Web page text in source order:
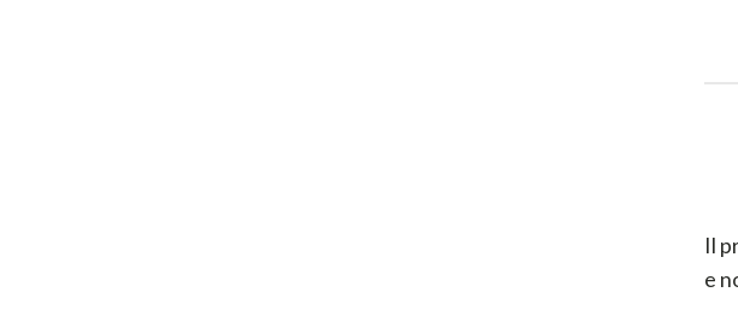
Il
e